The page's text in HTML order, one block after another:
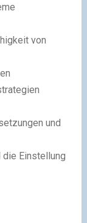
von
und
die Einstellung